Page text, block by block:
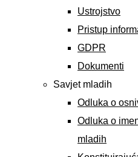
Ustrojstvo
Pristup
GDPR
Dokumenti
Savjet mladih
Odluka o
Odluka o
mladih